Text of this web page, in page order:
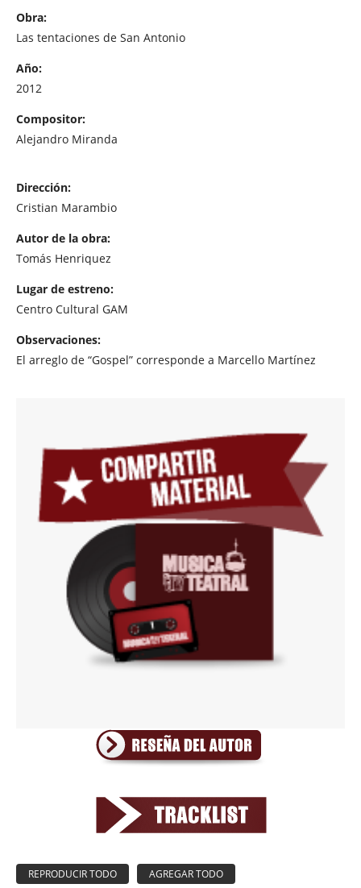
Obra:
Las tentaciones de San Antonio
Año:
2012
Compositor:
Alejandro Miranda
Dirección:
Cristian Marambio
Autor de la obra:
Tomás Henriquez
Lugar de estreno:
Centro Cultural GAM
Observaciones:
El arreglo de “Gospel” corresponde a Marcello Martínez